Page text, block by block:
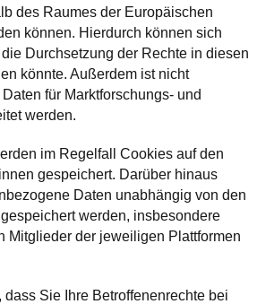
des Raumes der Europäischen
können. Hierdurch können sich
Durchsetzung der Rechte in diesen
könnte. Außerdem ist nicht
für Marktforschungs- und
werden.
im Regelfall Cookies auf den
gespeichert. Darüber hinaus
Daten unabhängig von den
werden, insbesondere
Mitglieder der jeweiligen Plattformen
Sie Ihre Betroffenenrechte bei